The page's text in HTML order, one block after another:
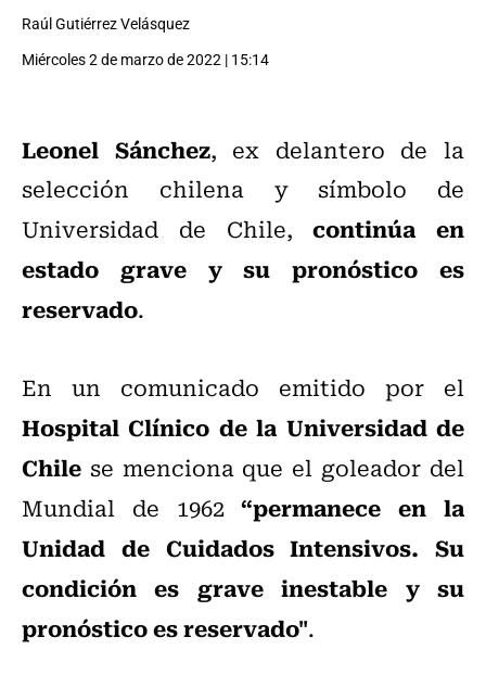
Raúl Gutiérrez Velásquez
Miércoles 2 de marzo de 2022 | 15:14
Leonel Sánchez, ex delantero de la
selección chilena y símbolo de
Universidad de Chile,continúa en
estado grave y su pronóstico es
reservado.
En un comunicado emitido por el
Hospital Clínico de la Universidad de
Chile se menciona que el goleador del
Mundial de 1962“permanece en la
Unidad de Cuidados Intensivos. Su
condición es grave inestable y su
pronóstico es reservado".